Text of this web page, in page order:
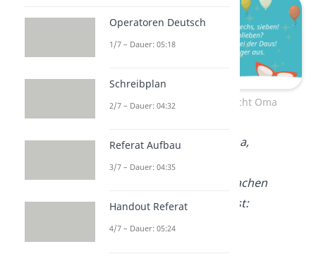
Geburtstagsgedicht Oma
Alles Gute, liebe Oma,
zu deinem Fest.
Zum Geburtstag machen
wir mit dir einen Test:
Wer ist die Beste,
Operatoren Deutsch
1/7 – Dauer: 05:18
Schreibplan
2/7 – Dauer: 04:32
Referat Aufbau
3/7 – Dauer: 04:35
Handout Referat
4/7 – Dauer: 05:24